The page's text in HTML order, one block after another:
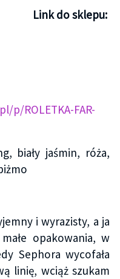
Link do sklepu:
ROLETKA-FAR-
biały jaśmin, róża,
i wyrazisty, a ja
opakowania, w
Sephora wycofała
linię, wciąż szukam